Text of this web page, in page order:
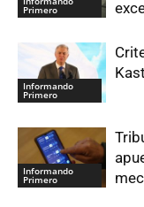
Primero
Informando
Primero
Informando
Primero